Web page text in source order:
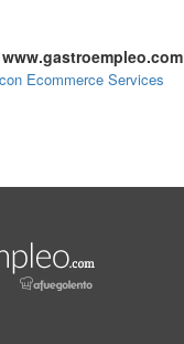
Ecommerce Services